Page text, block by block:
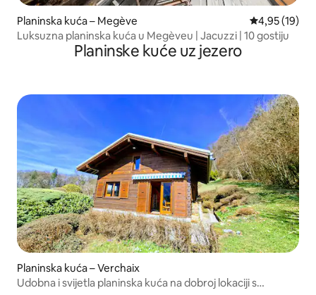
Planinska kuća – Megève Prosječna
4,95 (19)
Luksuzna planinska kuća u Megèveu | Jacuzzi | 10 gostiju
Planinske kuće uz jezero
Planinska kuća – Verchaix
Udobna i svijetla planinska kuća na dobroj lokaciji s